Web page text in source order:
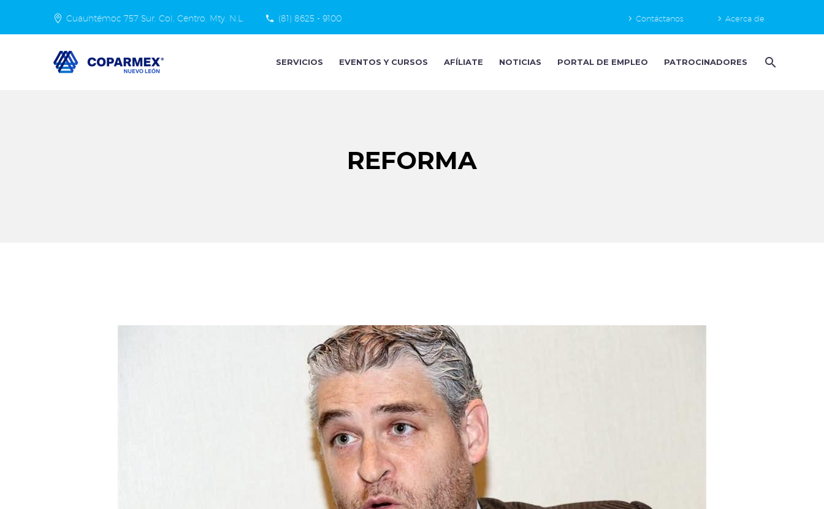
Cuauhtémoc 757 Sur. Col. Centro, Mty. N.L. (81) 8625 - 9100 Contáctanos Acerca de
SERVICIOS EVENTOS Y CURSOS AFÍLIATE NOTICIAS PORTAL DE EMPLEO PATROCINADORES
REFORMA